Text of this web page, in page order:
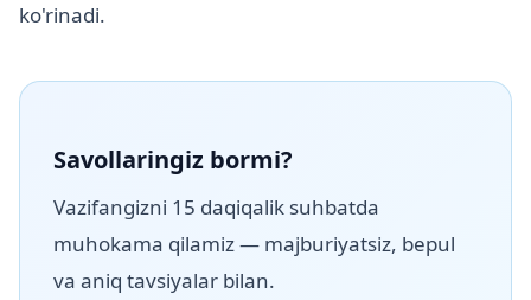
ko'rinadi.
Savollaringiz bormi?
Vazifangizni 15 daqiqalik suhbatda
muhokama qilamiz — majburiyatsiz, bepul
va aniq tavsiyalar bilan.